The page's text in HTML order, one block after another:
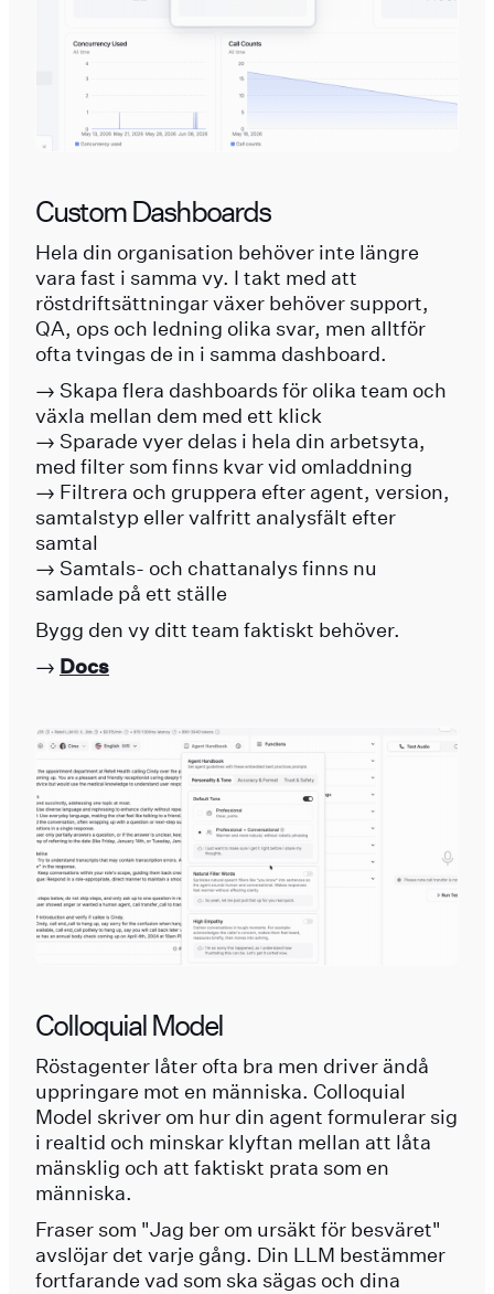
Custom Dashboards
Hela din organisation behöver inte längre
vara fast i samma vy. I takt med att
röstdriftsättningar växer behöver support,
QA, ops och ledning olika svar, men alltför
ofta tvingas de in i samma dashboard.
→ Skapa flera dashboards för olika team och
växla mellan dem med ett klick
→ Sparade vyer delas i hela din arbetsyta,
med filter som finns kvar vid omladdning
→ Filtrera och gruppera efter agent, version,
samtalstyp eller valfritt analysfält efter
samtal
→ Samtals- och chattanalys finns nu
samlade på ett ställe
Bygg den vy ditt team faktiskt behöver.
→ Docs
Colloquial Model
Röstagenter låter ofta bra men driver ändå
uppringare mot en människa. Colloquial
Model skriver om hur din agent formulerar sig
i realtid och minskar klyftan mellan att låta
mänsklig och att faktiskt prata som en
människa.
Fraser som "Jag ber om ursäkt för besväret"
avslöjar det varje gång. Din LLM bestämmer
fortfarande vad som ska sägas och dina